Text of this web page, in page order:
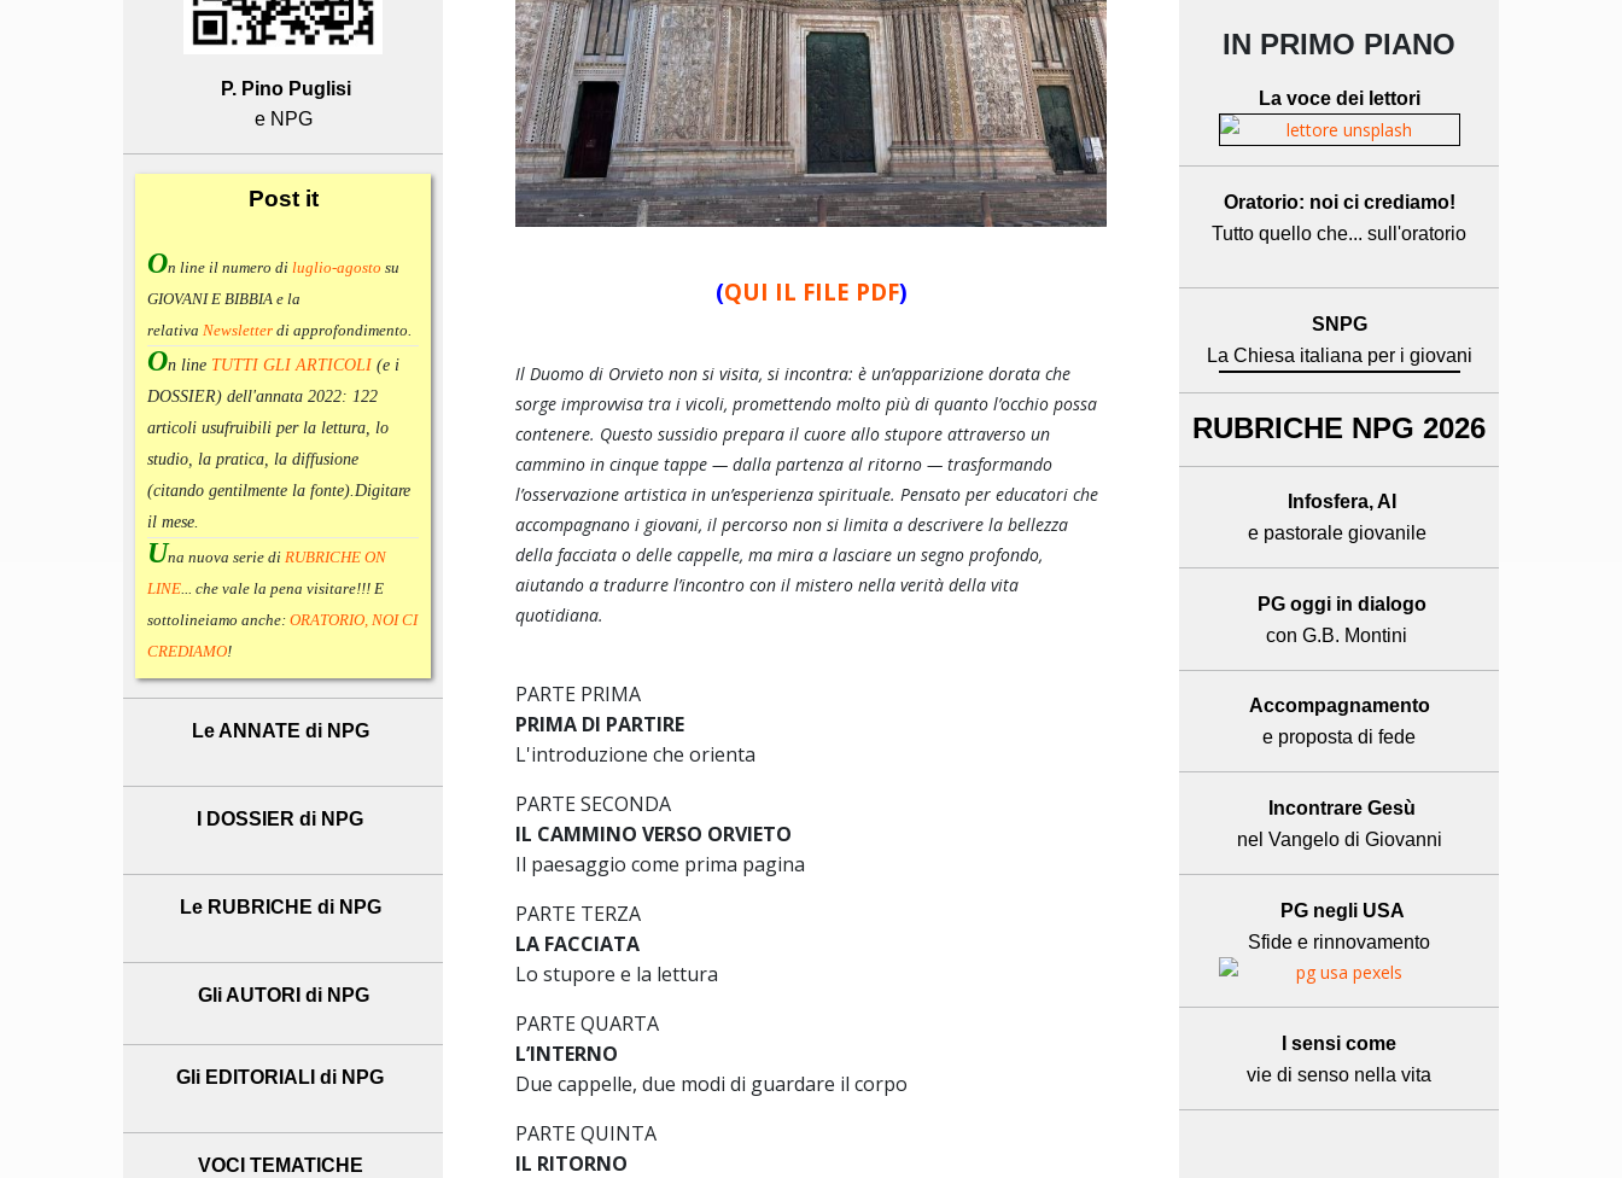
P. Pino Puglisi
e NPG
Postit
On line il numero di luglio-agosto su
GIOVANI E BIBBIA e la
relativa Newsletter di approfondimento.
On line TUTTI GLI ARTICOLI (e i
DOSSIER) dell'annata 2022: 122
articoli usufruibili per la lettura, lo
studio, la pratica, la diffusione
(citando gentilmente la fonte).Digitare
il mese.
Una nuova serie di RUBRICHE ON
LINE... che vale la pena visitare!!! E
sottolineiamo anche: ORATORIO, NOI CI
CREDIAMO!
Le ANNATE di NPG
I DOSSIER di NPG
Le RUBRICHE di NPG
Gli AUTORI di NPG
Gli EDITORIALI di NPG
VOCI TEMATICHE
(QUI IL FILE PDF)
Il Duomo di Orvieto non si visita, si incontra: è un’apparizione dorata che
sorge improvvisa tra i vicoli, promettendo molto più di quanto l’occhio possa
contenere. Questo sussidio prepara il cuore allo stupore attraverso un
cammino in cinque tappe — dalla partenza al ritorno — trasformando
l’osservazione artistica in un’esperienza spirituale. Pensato per educatori che
accompagnano i giovani, il percorso non si limita a descrivere la bellezza
della facciata o delle cappelle, ma mira a lasciare un segno profondo,
aiutando a tradurre l’incontro con il mistero nella verità della vita
quotidiana.
PARTE PRIMA
PRIMA DI PARTIRE
L'introduzione che orienta
PARTE SECONDA
IL CAMMINO VERSO ORVIETO
Il paesaggio come prima pagina
PARTE TERZA
LA FACCIATA
Lo stupore e la lettura
PARTE QUARTA
L’INTERNO
Due cappelle, due modi di guardare il corpo
PARTE QUINTA
IL RITORNO
IN PRIMO PIANO
La voce dei lettori
Oratorio: noi ci crediamo!
Tutto quello che... sull'oratorio
SNPG
La Chiesa italiana per i giovani
RUBRICHE NPG 2026
Infosfera, AI
e pastorale giovanile
PG oggi in dialogo
con G.B. Montini
Accompagnamento
e proposta di fede
Incontrare Gesù
nel Vangelo di Giovanni
PG negli USA
Sfide e rinnovamento
I sensi come
vie di senso nella vita